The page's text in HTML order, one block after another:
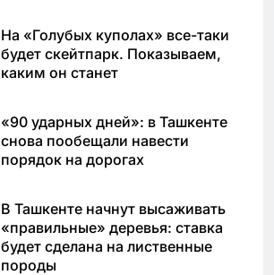
На «Голубых куполах» все-таки
будет скейтпарк. Показываем,
каким он станет
«90 ударных дней»: в Ташкенте
снова пообещали навести
порядок на дорогах
В Ташкенте начнут высаживать
«правильные» деревья: ставка
будет сделана на лиственные
породы